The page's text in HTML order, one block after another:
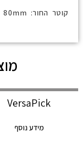
קוטר החור: 80mm
VersaPick
מידע נוסף